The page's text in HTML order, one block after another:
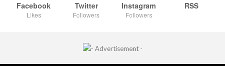
Facebook
Likes
Twitter
Followers
Instagram
Followers
RSS